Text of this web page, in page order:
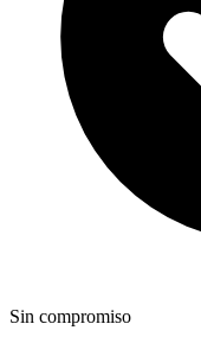
Sin compromiso